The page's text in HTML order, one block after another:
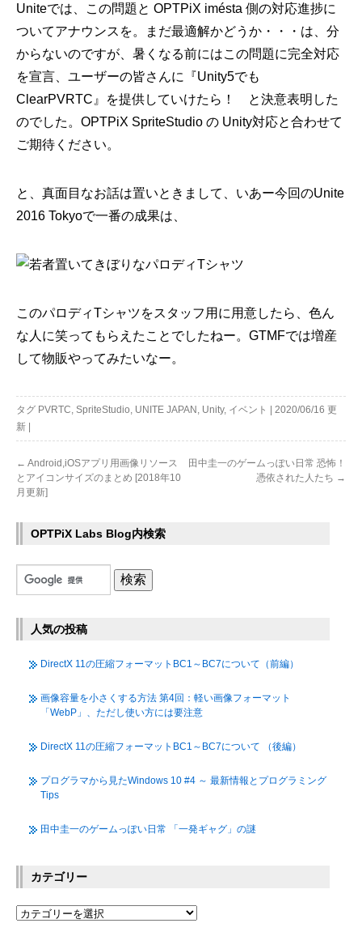
Uniteでは、この問題と OPTPiX imésta 側の対応進捗に
ついてアナウンスを。まだ最適解かどうか・・・は、分
からないのですが、暑くなる前にはこの問題に完全対応
を宣言、ユーザーの皆さんに『Unity5でも
ClearPVRTC』を提供していけたら！ と決意表明した
のでした。OPTPiX SpriteStudio の Unity対応と合わせて
ご期待ください。
と、真面目なお話は置いときまして、いあー今回のUnite
2016 Tokyoで一番の成果は、
このパロディTシャツをスタッフ用に用意したら、色ん
な人に笑ってもらえたことでしたねー。GTMFでは増産
して物販やってみたいなー。
タグ PVRTC, SpriteStudio, UNITE JAPAN, Unity, イベント | 2020/06/16 更
新 |
← Android,iOSアプリ用画像リソース
とアイコンサイズのまとめ [2018年10
月更新]
田中圭一のゲームっぽい日常 恐怖！
憑依された人たち →
OPTPiX Labs Blog内検索
人気の投稿
DirectX 11の圧縮フォーマットBC1～BC7について（前編）
画像容量を小さくする方法 第4回：軽い画像フォーマット
「WebP」、ただし使い方には要注意
DirectX 11の圧縮フォーマットBC1～BC7について （後編）
プログラマから見たWindows 10 #4 ～ 最新情報とプログラミング
Tips
田中圭一のゲームっぽい日常 「一発ギャグ」の謎
カテゴリー